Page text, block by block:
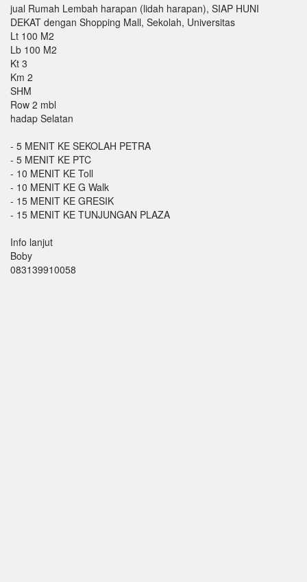
jual Rumah Lembah harapan (lidah harapan), SIAP HUNI
DEKAT dengan Shopping Mall, Sekolah, Universitas
Lt 100 M2
Lb 100 M2
Kt 3
Km 2
SHM
Row 2 mbl
hadap Selatan
- 5 MENIT KE SEKOLAH PETRA
- 5 MENIT KE PTC
- 10 MENIT KE Toll
- 10 MENIT KE G Walk
- 15 MENIT KE GRESIK
- 15 MENIT KE TUNJUNGAN PLAZA
Info lanjut
Boby
083139910058